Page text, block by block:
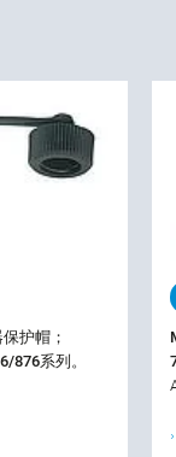
护帽；
876系列。